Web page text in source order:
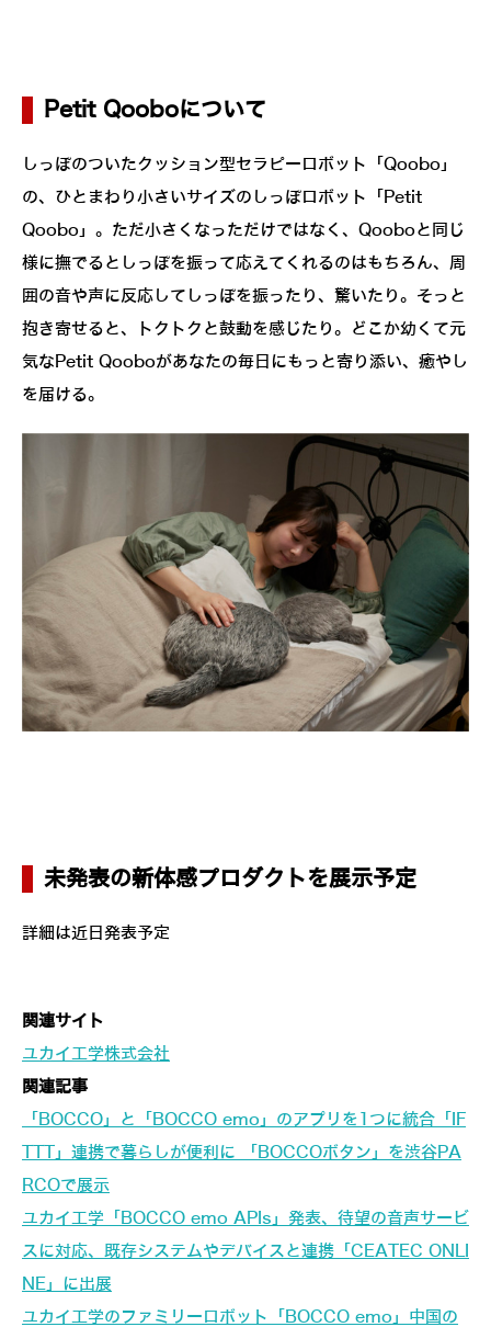
Petit Qooboについて
しっぽのついたクッション型セラピーロボット「Qoobo」
の、ひとまわり小さいサイズのしっぽロボット「Petit
Qoobo」。ただ小さくなっただけではなく、Qooboと同じ
様に撫でるとしっぽを振って応えてくれるのはもちろん、周
囲の音や声に反応してしっぽを振ったり、驚いたり。そっと
抱き寄せると、トクトクと鼓動を感じたり。どこか幼くて元
気なPetit Qooboがあなたの毎日にもっと寄り添い、癒やし
を届ける。
未発表の新体感プロダクトを展示予定
詳細は近日発表予定
関連サイト
ユカイ工学株式会社
関連記事
「BOCCO」と「BOCCO emo」のアプリを1つに統合「IF
TTT」連携で暮らしが便利に 「BOCCOボタン」を渋谷PA
RCOで展示
ユカイ工学「BOCCO emo APIs」発表、待望の音声サービ
スに対応、既存システムやデバイスと連携「CEATEC ONLI
NE」に出展
ユカイ工学のファミリーロボット「BOCCO emo」中国の